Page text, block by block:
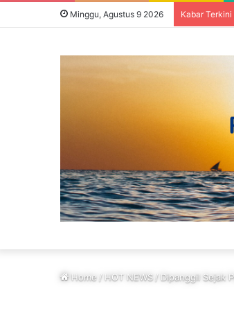
Minggu, Agustus 9 2026 Kabar Terkini
Home/HOT NEWS/Dipanggil Sejak